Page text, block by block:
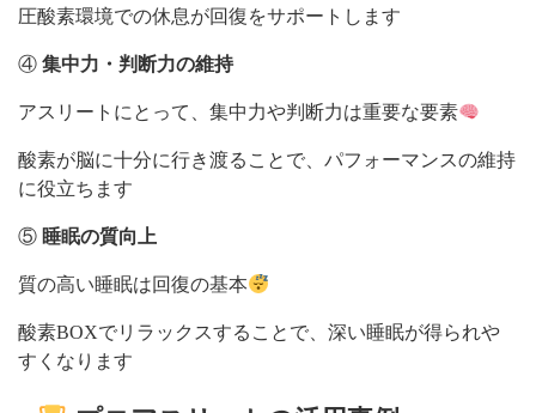
圧酸素環境での休息が回復をサポートします
④ 集中力・判断力の維持
アスリートにとって、集中力や判断力は重要な要素
酸素が脳に十分に行き渡ることで、パフォーマンスの維持
に役立ちます
⑤ 睡眠の質向上
質の高い睡眠は回復の基本
酸素BOXでリラックスすることで、深い睡眠が得られや
すくなります